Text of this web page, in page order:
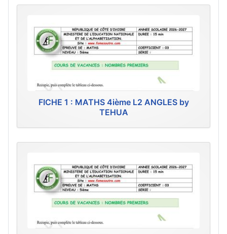
FICHE 1 : MATHS 4ième L2 ANGLES by
TEHUA